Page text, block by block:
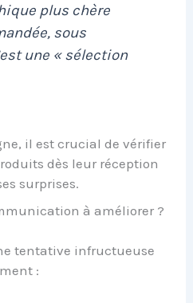
plus chère
sous
une « sélection
il est crucial de vérifier
dès leur réception
surprises.
à améliorer ?
tentative infructueuse
: